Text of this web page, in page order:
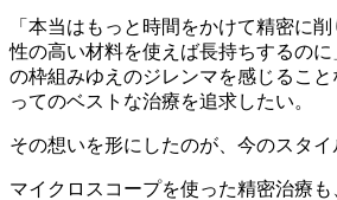
「本当はもっと時間をかけて精密に
性の高い材料を使えば長持ちするの
の枠組みゆえのジレンマを感じるこ
ってのベストな治療を追求したい。
その想いを形にしたのが、今のスタイ
マイクロスコープを使った精密治療